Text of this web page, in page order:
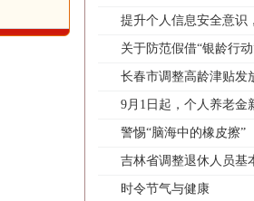
提升个人信息安全意识
关于防范假借“银龄行
长春市调整高龄津贴发
9月1日起，个人养老金
警惕“脑海中的橡皮擦”
吉林省调整退休人员基
时令节气与健康